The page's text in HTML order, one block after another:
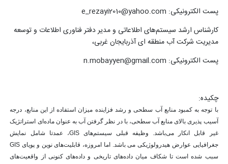
پست الکترونیکی: e_rezayi2010@yahoo.com
کارشناس ارشد سیستم‌های اطلاعاتی و مدیر دفتر فناوری اطلاعات و توسعه
مدیریت شرکت آب منطقه ای آذربایجان غربی،
پست الکترونیکی: n.mobayyen@gmail.com
چکیده:
با توجه به کمبود منابع آب سطحی و رشد فزاینده میزان استفاده از این منابع، درجه
آسیب پذیری بالای منابع آب سطحی، با در نظر گرفتن آب به عنوان ماده‌ای استراتژیک
غیر قابل انکار می‌باشد. وظیفه قبلی سیستم‌های GIS، عمدتا شامل نمایش
جغرافیایی عوارض هیدرولوژیکی می باشد. اما امروزه، قابلیت‌های نوین و پویای GIS
سبب شده است تا شکاف میان داده‌های تاریخی و داده‌های کنونی از واقعیت‌های